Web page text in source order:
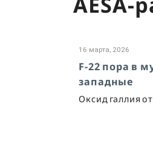
16 марта, 2026
F-22 пора в
западные
Оксид галлия